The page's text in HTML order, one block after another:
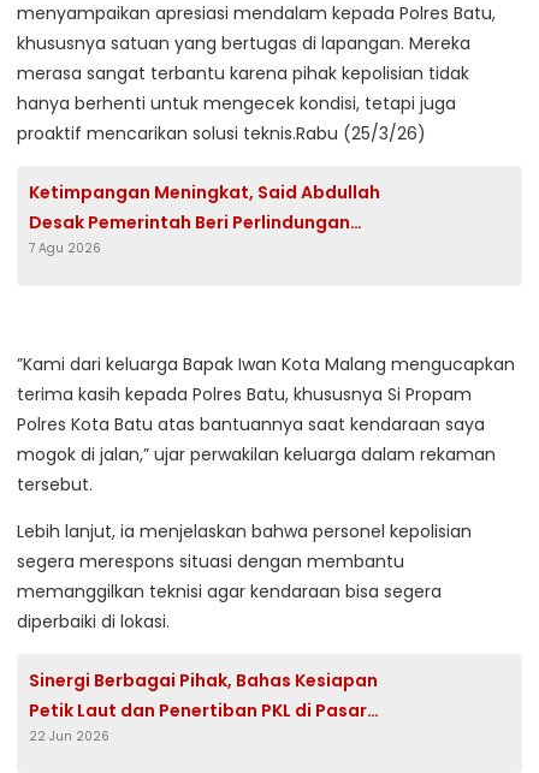
menyampaikan apresiasi mendalam kepada Polres Batu,
khususnya satuan yang bertugas di lapangan. Mereka
merasa sangat terbantu karena pihak kepolisian tidak
hanya berhenti untuk mengecek kondisi, tetapi juga
proaktif mencarikan solusi teknis.Rabu (25/3/26)
Ketimpangan Meningkat, Said Abdullah
Desak Pemerintah Beri Perlindungan
Khusus bagi Pekerja Informal
7 Agu 2026
​”Kami dari keluarga Bapak Iwan Kota Malang mengucapkan
terima kasih kepada Polres Batu, khususnya Si Propam
Polres Kota Batu atas bantuannya saat kendaraan saya
mogok di jalan,” ujar perwakilan keluarga dalam rekaman
tersebut.
​Lebih lanjut, ia menjelaskan bahwa personel kepolisian
segera merespons situasi dengan membantu
memanggilkan teknisi agar kendaraan bisa segera
diperbaiki di lokasi.
Sinergi Berbagai Pihak, Bahas Kesiapan
Petik Laut dan Penertiban PKL di Pasar
Besar Pasuruan
22 Jun 2026